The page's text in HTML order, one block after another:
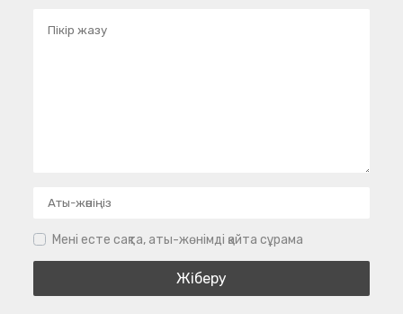
Мені есте сақта, аты-жөнімді қайта сұрама